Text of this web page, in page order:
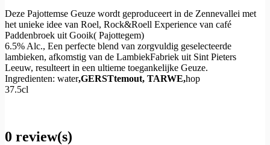
Deze Pajottemse Geuze wordt geproduceert in de Zennevallei met
het unieke idee van Roel, Rock&Roell Experience van café
Paddenbroek uit Gooik( Pajottegem)
6.5% Alc., Een perfecte blend van zorgvuldig geselecteerde
lambieken, afkomstig van de LambiekFabriek uit Sint Pieters
Leeuw, resulteert in een ultieme toegankelijke Geuze.
Ingredienten: water,GERSTtemout, TARWE,hop
37.5cl
0 review(s)